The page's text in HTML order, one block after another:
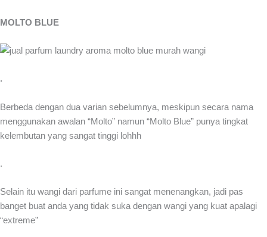
MOLTO BLUE
.
Berbeda dengan dua varian sebelumnya, meskipun secara nama
menggunakan awalan “Molto” namun “Molto Blue” punya tingkat
kelembutan yang sangat tinggi lohhh
.
Selain itu wangi dari parfume ini sangat menenangkan, jadi pas
banget buat anda yang tidak suka dengan wangi yang kuat apalagi
“extreme”